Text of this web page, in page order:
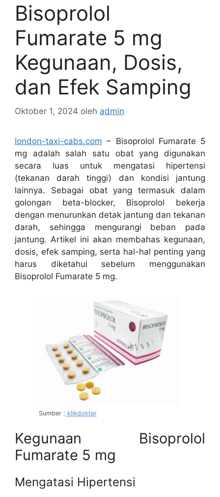
Bisoprolol
Fumarate 5 mg
Kegunaan, Dosis,
dan Efek Samping
Oktober 1, 2024 oleh admin
london-taxi-cabs.com – Bisoprolol Fumarate 5
mg adalah salah satu obat yang digunakan
secara luas untuk mengatasi hipertensi
(tekanan darah tinggi) dan kondisi jantung
lainnya. Sebagai obat yang termasuk dalam
golongan beta-blocker, Bisoprolol bekerja
dengan menurunkan detak jantung dan tekanan
darah, sehingga mengurangi beban pada
jantung. Artikel ini akan membahas kegunaan,
dosis, efek samping, serta hal-hal penting yang
harus diketahui sebelum menggunakan
Bisoprolol Fumarate 5 mg.
Sumber : klikdokter
Kegunaan Bisoprolol
Fumarate 5 mg
Mengatasi Hipertensi